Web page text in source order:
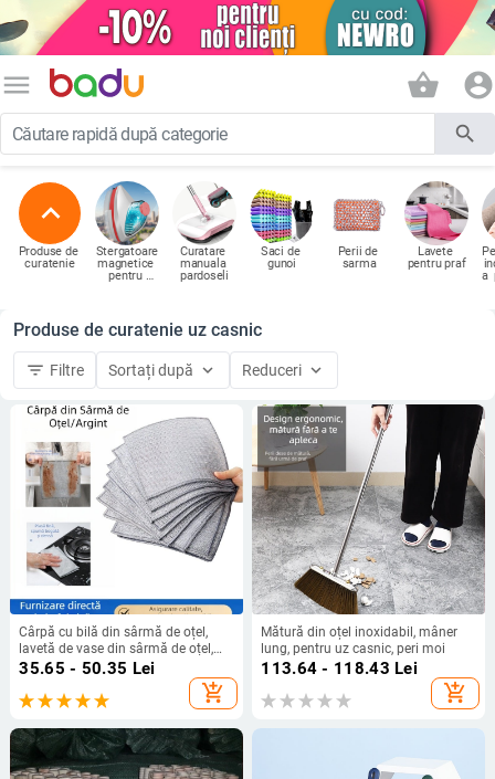
menu shopping_basket account_circle
search
expand_less
Produse de
curatenie
Stergatoare
magnetice
pentru
Curatare
manuala
pardoseli
Saci de
gunoi
Perii de
sarma
Lavete
pentru praf
a
Produse de curatenie uz casnic
filter_list Filtre Sortați după keyboard_arrow_down Reduceri keyboard_arrow_down
Cârpă cu bilă din sârmă de oțel,
lavetă de vase din sârmă de oțel,
curățare bucătărie, perie specială
din sârmă de argint, fără ulei,
prosop de vase pentru tigaie
35.65 - 50.35 Lei
add_shopping_cart
Mătură din oțel inoxidabil, mâner
lung, pentru uz casnic, peri moi
113.64 - 118.43 Lei
add_shopping_cart